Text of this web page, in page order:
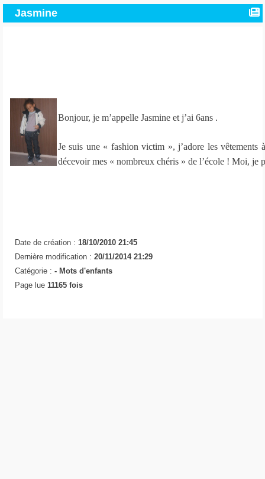
Jasmine
Bonjour, je m’appelle Jasmine et j’ai 6ans .
Je suis une « fashion victim », j’adore les
décevoir mes « nombreux chéris » de l’école ! Moi, je
Date de création : 18/10/2010 21:45
Dernière modification : 20/11/2014 21:29
Catégorie : - Mots d'enfants
Page lue 11165 fois